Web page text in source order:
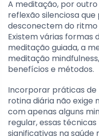
A meditação, por
reflexão silenciosa
desconectem do
Existem várias formas
meditação guiada, a
meditação
benefícios e métodos.
Incorporar práticas de
rotina diária não
com apenas alguns
regular, essas
significativas na